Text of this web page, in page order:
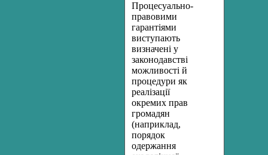
Процесуально-
правовими
гарантіями
виступають
визначені у
законодавстві
можливості й
процедури як
реалізації
окремих прав
громадян
(наприклад,
порядок
одержання